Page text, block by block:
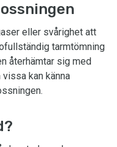
eller svårighet att
tarmtömning
återhämtar sig med
kan känna